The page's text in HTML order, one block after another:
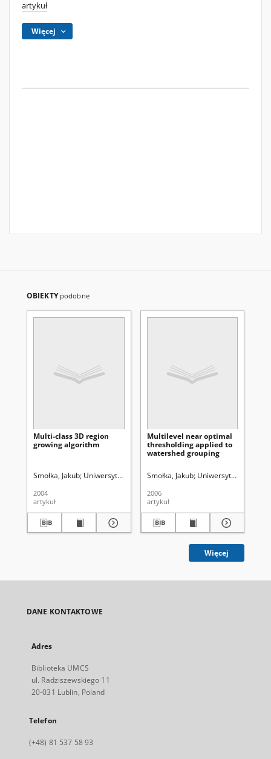
artykuł
Więcej
OBIEKTY podobne
Multi-class 3D region
growing algorithm
Smołka, Jakub Uniwersytet Marii Curie-Skłodowskiej (Lublin)
2004
artykuł
Multilevel near optimal
thresholding applied to
watershed grouping
Smołka, Jakub Uniwersytet Marii
2006
artykuł
Więcej
DANE KONTAKTOWE
Adres
Biblioteka UMCS
ul. Radziszewskiego 11
20-031 Lublin, Poland
Telefon
(+48) 81 537 58 93